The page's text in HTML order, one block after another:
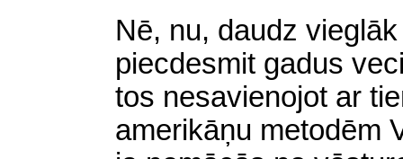
Nē, nu, daudz
piecdesmit gadus
tos nesavienojot ar
amerikāņu metodēm